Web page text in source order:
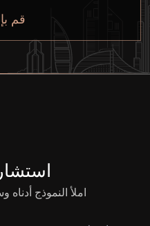
قم
املأ النموذج أدناه